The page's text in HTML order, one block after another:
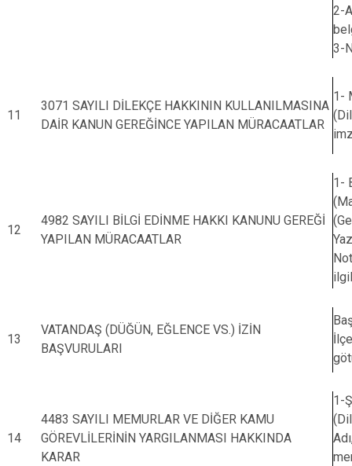
2-
3-
11
3071 SAYILI DİLEKÇE HAKKININ KULLANILMASINA
DAİR KANUN GEREĞİNCE YAPILAN MÜRACAATLAR
1-
12
4982 SAYILI BİLGİ EDİNME HAKKI KANUNU GEREĞİ
YAPILAN MÜRACAATLAR
1-
13
VATANDAŞ (DÜĞÜN, EĞLENCE VS.) İZİN
BAŞVURULARI
14
4483 SAYILI MEMURLAR VE DİĞER KAMU
GÖREVLİLERİNİN YARGILANMASI HAKKINDA
KARAR
1-